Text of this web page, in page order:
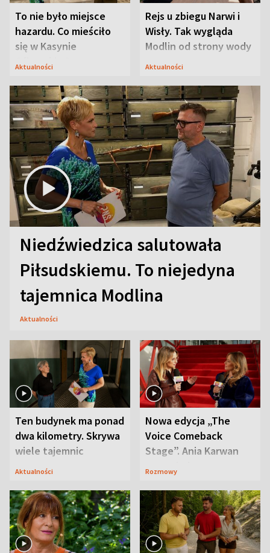
To nie było miejsce
hazardu. Co mieściło
się w Kasynie
Oficerskim?
Aktualności
Rejs u zbiegu Narwi i
Wisły. Tak wygląda
Modlin od strony wody
Aktualności
Niedźwiedzica salutowała
Piłsudskiemu. To niejedyna
tajemnica Modlina
Aktualności
Ten budynek ma ponad
dwa kilometry. Skrywa
wiele tajemnic
Aktualności
Nowa edycja „The
Voice Comeback
Stage”. Ania Karwan
zapowiada
Rozmowy